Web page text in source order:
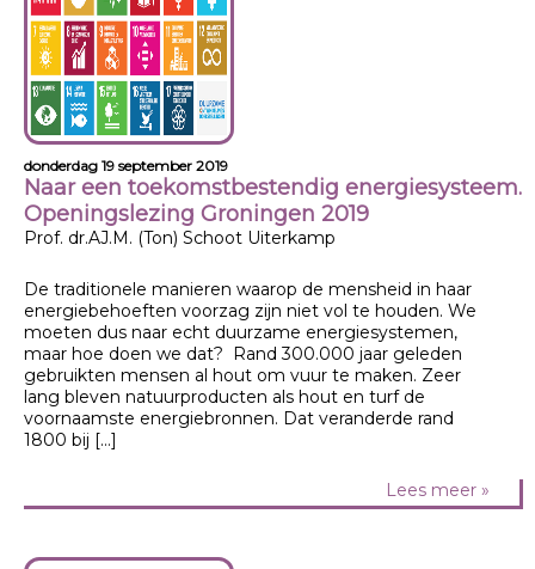
donderdag 19 september 2019
Naar een toekomstbestendig energiesysteem.
Openingslezing Groningen 2019
Prof. dr.AJ.M. (Ton) Schoot Uiterkamp
De traditionele manieren waarop de mensheid in haar
energiebehoeften voorzag zijn niet vol te houden. We
moeten dus naar echt duurzame energiesystemen,
maar hoe doen we dat? Rand 300.000 jaar geleden
gebruikten mensen al hout om vuur te maken. Zeer
lang bleven natuurproducten als hout en turf de
voornaamste energiebronnen. Dat veranderde rand
1800 bij […]
Lees meer »